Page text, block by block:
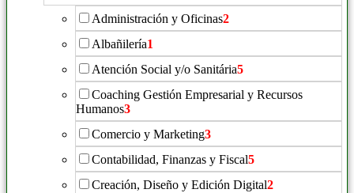
Administración y Oficinas2
Albañilería1
Atención Social y/o Sanitária5
Coaching Gestión Empresarial y Recursos
Humanos3
Comercio y Marketing3
Contabilidad, Finanzas y Fiscal5
Creación, Diseño y Edición Digital2